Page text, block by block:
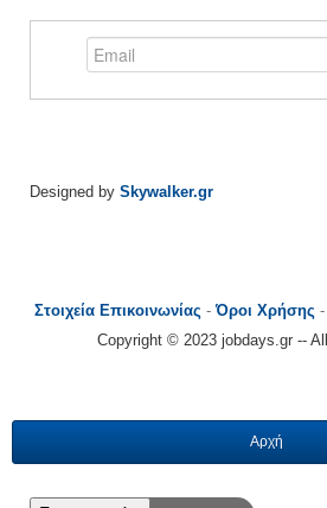
Designed by Skywalker.gr
Στοιχεία Επικοινωνίας -Όροι Χρήσης -
Copyright © 2023 jobdays.gr --
Αρχή